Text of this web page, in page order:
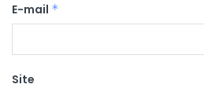
E-mail *
Site